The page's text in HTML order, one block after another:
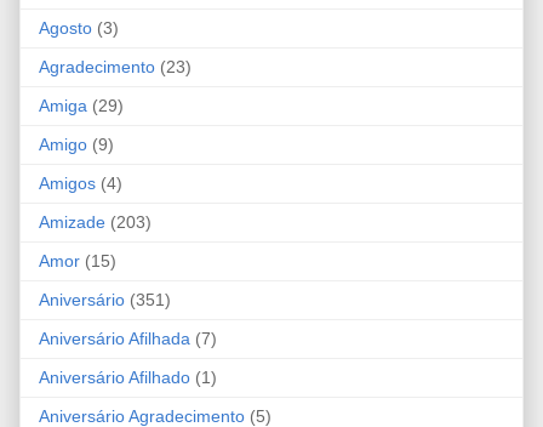
Agosto (3)
Agradecimento (23)
Amiga (29)
Amigo (9)
Amigos (4)
Amizade (203)
Amor (15)
Aniversário (351)
Aniversário Afilhada (7)
Aniversário Afilhado (1)
Aniversário Agradecimento (5)